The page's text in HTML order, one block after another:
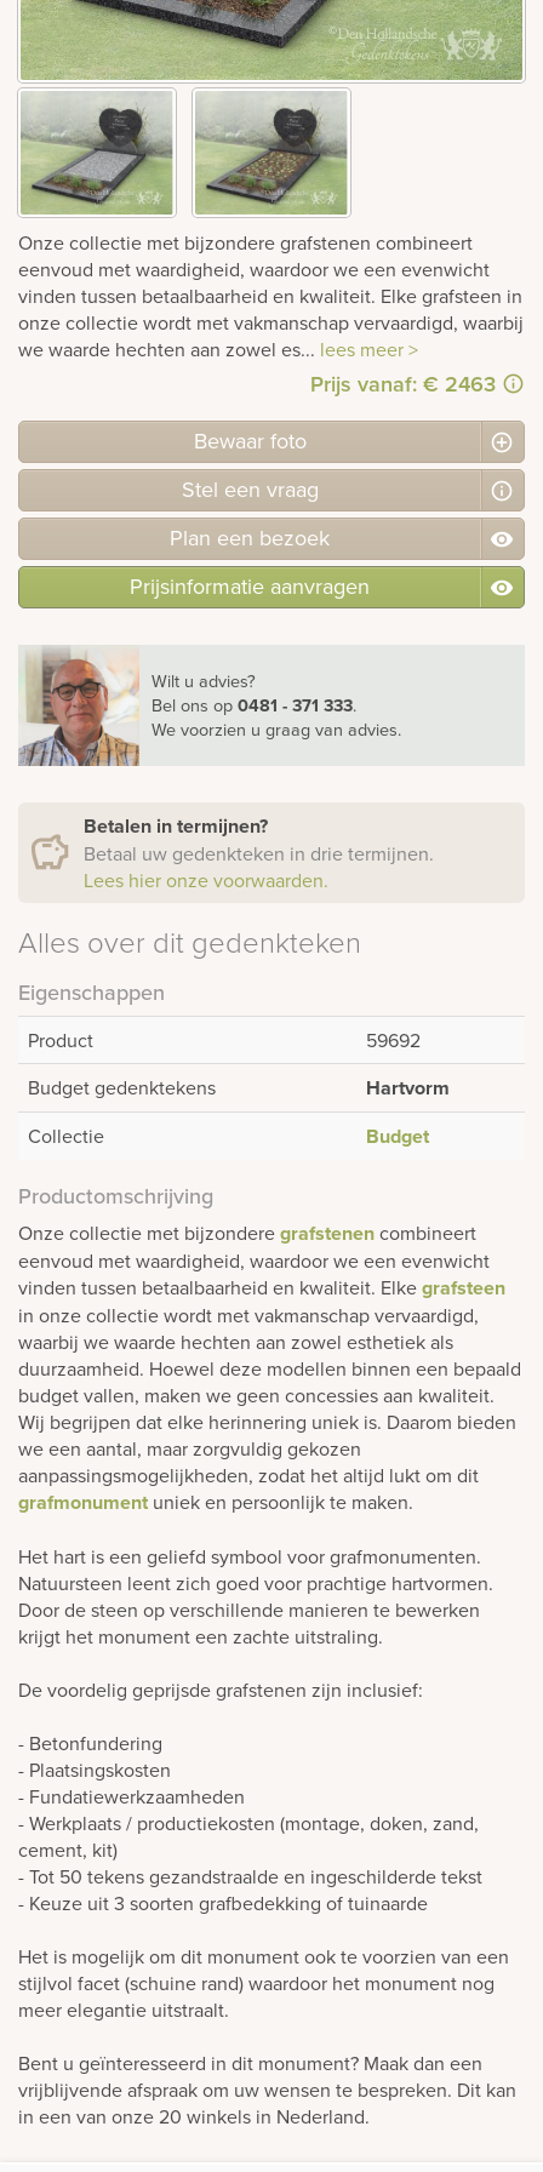
Onze collectie met bijzondere grafstenen combineert
eenvoud met waardigheid, waardoor we een evenwicht
vinden tussen betaalbaarheid en kwaliteit. Elke grafsteen in
onze collectie wordt met vakmanschap vervaardigd, waarbij
we waarde hechten aan zowel es... lees meer >
Prijs vanaf: € 2463
Bewaar foto
Stel een vraag
Plan een bezoek
Prijsinformatie aanvragen
Wilt u advies?
Bel ons op0481 - 371 333.
We voorzien u graag van advies.
Betalen in termijnen?
Betaal uw gedenkteken in drie termijnen.
Lees hier onze voorwaarden.
Alles over dit gedenkteken
Eigenschappen
Product
59692
Budget gedenktekens
Hartvorm
Collectie Budget
Productomschrijving
Onze collectie met bijzonderegrafstenencombineert
eenvoud met waardigheid, waardoor we een evenwicht
vinden tussen betaalbaarheid en kwaliteit. Elkegrafsteen
in onze collectie wordt met vakmanschap vervaardigd,
waarbij we waarde hechten aan zowel esthetiek als
duurzaamheid. Hoewel deze modellen binnen een bepaald
budget vallen, maken we geen concessies aan kwaliteit.
Wij begrijpen dat elke herinnering uniek is. Daarom bieden
we een aantal, maar zorgvuldig gekozen
aanpassingsmogelijkheden, zodat het altijd lukt om dit
grafmonument uniek en persoonlijk te maken.
Het hart is een geliefd symbool voor grafmonumenten.
Natuursteen leent zich goed voor prachtige hartvormen.
Door de steen op verschillende manieren te bewerken
krijgt het monument een zachte uitstraling.
De voordelig geprijsde grafstenen zijn inclusief:
- Betonfundering
- Plaatsingskosten
- Fundatiewerkzaamheden
- Werkplaats / productiekosten (montage, doken, zand,
cement, kit)
- Tot 50 tekens gezandstraalde en ingeschilderde tekst
- Keuze uit 3 soorten grafbedekking of tuinaarde
Het is mogelijk om dit monument ook te voorzien van een
stijlvol facet (schuine rand) waardoor het monument nog
meer elegantie uitstraalt.
Bent u geïnteresseerd in dit monument? Maak dan een
vrijblijvende afspraak om uw wensen te bespreken. Dit kan
in een van onze 20 winkels in Nederland.